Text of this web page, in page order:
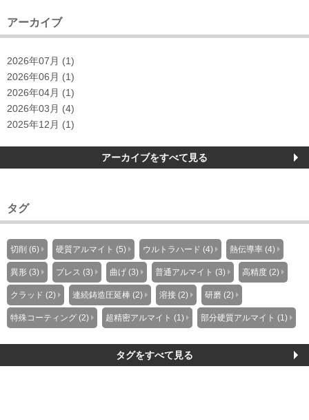
アーカイブ
2026年07月 (1)
2026年06月 (1)
2026年04月 (1)
2026年03月 (4)
2025年12月 (1)
アーカイブをすべて見る
タグ
切削 (6) 硬質アルマイト (5) ウルトラハード (4) 熱伝導率 (4)
異形 (3) プレス (3) 曲げ (3) 普通アルマイト (3) 高精度 (2)
クラッド (2) 連続鋳造圧延棒 (2) 溶接 (2) 研磨 (2)
特殊コーティング (2) 超精密アルマイト (1) 部分硬質アルマイト (1)
タグをすべて見る